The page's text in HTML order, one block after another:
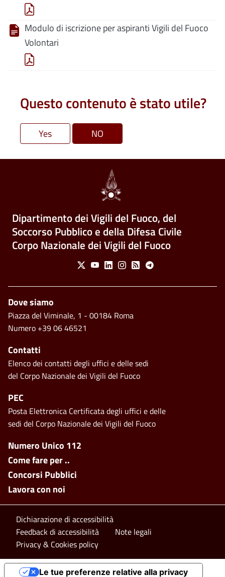
Modulo di iscrizione per aspiranti Vigili del Fuoco
Volontari
Questo contenuto è stato utile?
Dipartimento dei Vigili del Fuoco, del
Soccorso Pubblico e della Difesa Civile
Corpo Nazionale dei Vigili del Fuoco
Social Menu
X YoutubeLinkedinInstagram
Feed Telegram
Footer side menu
Numero Unico 112
Come fare per ..
Concorsi Pubblici
Lavora con noi
Piè di pagina
Dove siamo
Piazza del Viminale, 1 - 00184 Roma
Numero +39 06 46521
Contatti
Elenco dei contatti degli uffici e delle sedi
del Corpo Nazionale dei Vigili del Fuoco
PEC
Posta Elettronica Certificata degli uffici e delle
sedi del Corpo Nazionale dei Vigili del Fuoco
Footer bottom
Dichiarazione di accessibilità
Feedback di accessibilità
Note legali
Privacy & Cookies policy
Le tue preferenze relative alla privacy